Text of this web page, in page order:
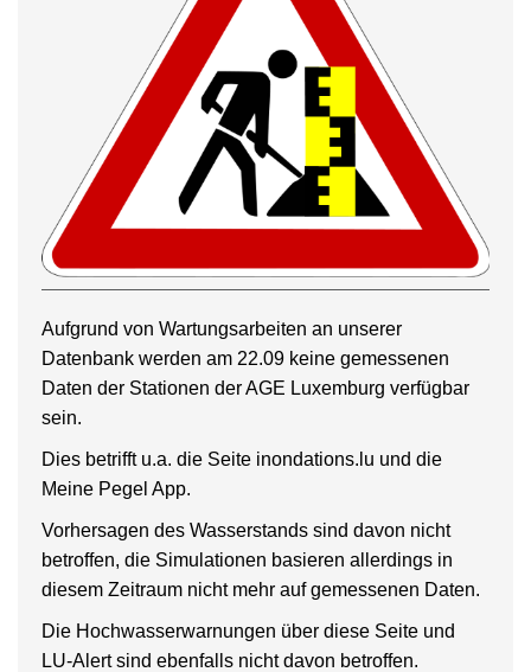
Aufgrund von Wartungsarbeiten an unserer
Datenbank werden am 22.09 keine gemessenen
Daten der Stationen der AGE Luxemburg verfügbar
sein.
Dies betrifft u.a. die Seite inondations.lu und die
Meine Pegel App.
Vorhersagen des Wasserstands sind davon nicht
betroffen, die Simulationen basieren allerdings in
diesem Zeitraum nicht mehr auf gemessenen Daten.
Die Hochwasserwarnungen über diese Seite und
LU-Alert sind ebenfalls nicht davon betroffen.